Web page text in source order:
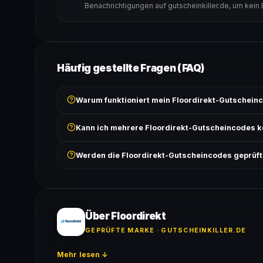
Benachrichtigungen auf gutscheinkiller.de, um
Häufig gestellte Fragen (FAQ)
Warum funktioniert mein Floordirekt-
Bedingungen findest du unter „Details".
Kann ich mehrere Floordirekt-Gutscheincodes
ausgeschlossen, sofern die Angebotsbedingungen
Werden die Floordirekt-Gutscheincodes
Über Floordirekt
GEPRÜFTE MARKE · GUTSCHEINKILLER.DE
Mehr lesen ↓